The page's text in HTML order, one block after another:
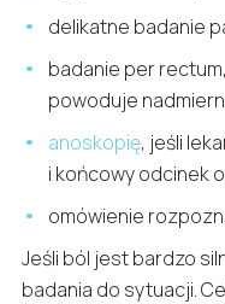
delikatne badanie
badanie per
powoduje
anoskopię, jeśli
i końcowy odcinek
omówienie
Jeśli ból jest bardzo
badania do sytuacji.